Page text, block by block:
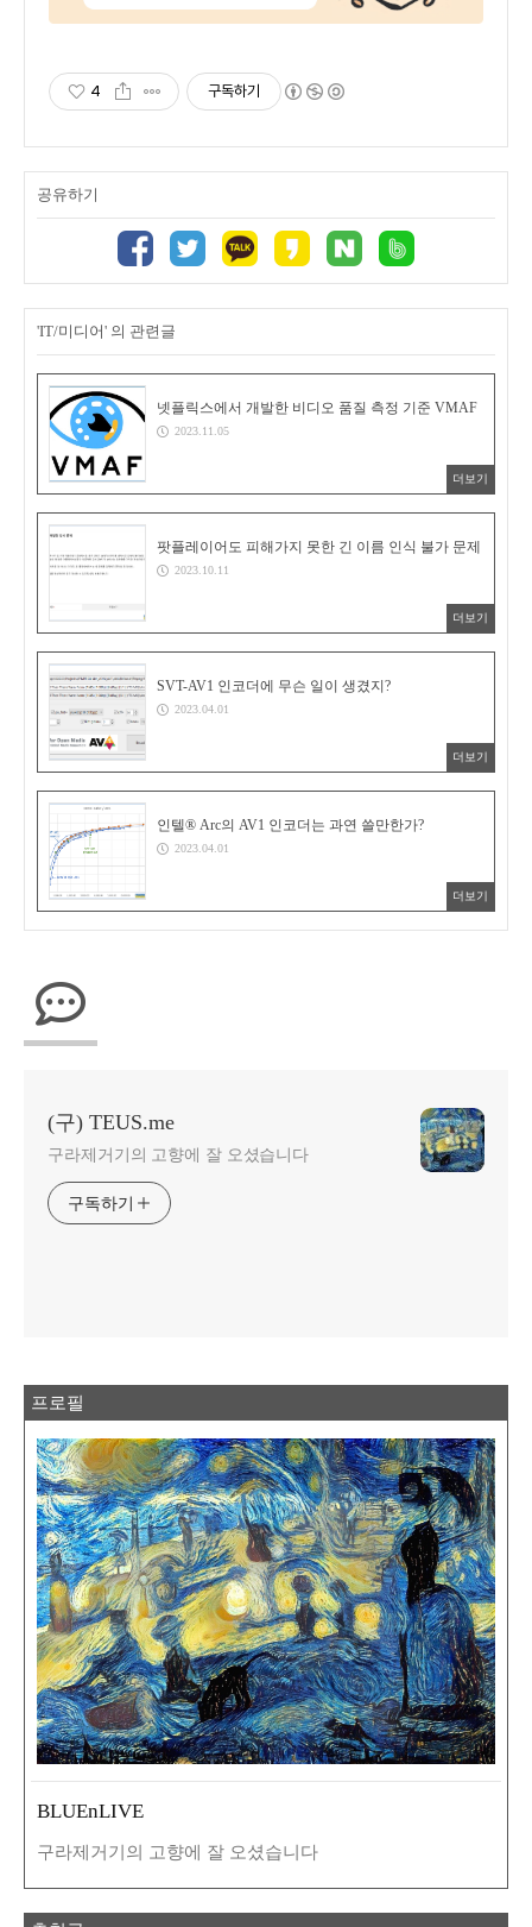
4 구독하기
공유하기
'IT/미디어' 의 관련글
넷플릭스에서 개발한 비디오 품질 측정 기준 VMAF
2023.11.05
더보기
팟플레이어도 피해가지 못한 긴 이름 인식 불가 문제
2023.10.11
더보기
SVT-AV1 인코더에 무슨 일이 생겼지?
2023.04.01
더보기
인텔® Arc의 AV1 인코더는 과연 쓸만한가?
2023.04.01
더보기
(구) TEUS.me
구라제거기의 고향에 잘 오셨습니다
구독하기
프로필
BLUEnLIVE
구라제거기의 고향에 잘 오셨습니다